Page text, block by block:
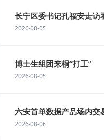
长宁区委书记孔福安走访
2026-08-05
博士生组团来桐“打工”
2026-08-05
六安首单数据产品场内交
2026-08-06